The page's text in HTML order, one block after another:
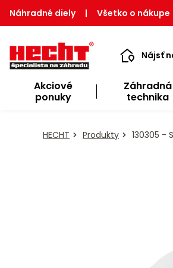
Náhradné diely | Všetko o nákupe
Nájsť
Akciové
ponuky
Záhradná
technika
HECHT Produkty 130305 -